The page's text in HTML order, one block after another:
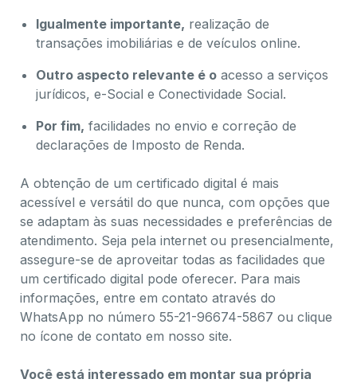
Igualmente importante, realização de
transações imobiliárias e de veículos online.
Outro aspecto relevante é o acesso a serviços
jurídicos, e-Social e Conectividade Social.
Por fim, facilidades no envio e correção de
declarações de Imposto de Renda.
A obtenção de um certificado digital é mais
acessível e versátil do que nunca, com opções que
se adaptam às suas necessidades e preferências de
atendimento. Seja pela internet ou presencialmente,
assegure-se de aproveitar todas as facilidades que
um certificado digital pode oferecer. Para mais
informações, entre em contato através do
WhatsApp no número 55-21-96674-5867 ou clique
no ícone de contato em nosso site.
Você está interessado em montar sua própria